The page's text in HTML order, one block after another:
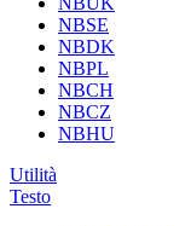
NBSE
NBDK
NBPL
NBCH
NBCZ
NBHU
Utilità
Testo